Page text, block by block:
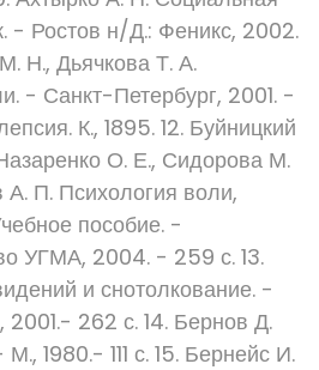
- Ростов н/Д.: Феникс, 2002.
Н., Дьячкова Т. А.
- Санкт-Петербург, 2001. -
К., 1895. 12. Буйницкий
О. Е., Сидорова М.
П. Психология воли,
пособие. -
УГМА, 2004. - 259 с. 13.
и снотолкование. -
262 с. 14. Бернов Д.
1980.- 111 с. 15. Бернейс И.